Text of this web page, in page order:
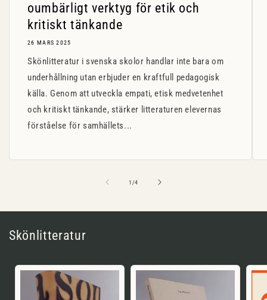
oumbärligt verktyg för etik och
kritiskt tänkande
26 MARS 2025
Skönlitteratur i svenska skolor handlar inte bara om
underhållning utan erbjuder en kraftfull pedagogisk
källa. Genom att utveckla empati, etisk medvetenhet
och kritiskt tänkande, stärker litteraturen elevernas
förståelse för samhällets...
1 /av
4
Skönlitteratur